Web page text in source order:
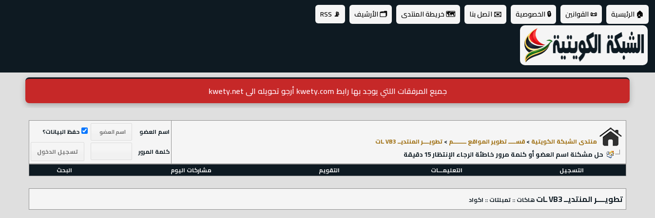
🏠 الرئيسية 📜 القوانين 🔒 الخصوصية ✉️ اتصل بنا 🗺️ خريطة المنتدى 🗂️ الأرشيف 📡 RSS
جميع المرفقات اللتي يوجد بها رابط kwety.com أرجو تحويله الى kwety.net
منتدى الشبكة الكويتية >قســـــ تطوير المواقع ـــــــــم >تطويــــر المنتديــ VB3 ـات
حل مشكلة اسم العضو أو كلمة مرور خاطئة الرجاء الإنتظار 15 دقيقة
اسم العضو
حفظ البيانات؟
كلمة المرور
التسجيل
التعليمـــات التقويم مشاركات اليوم البحث
تطويــــر المنتديــ VB3 ـات هاكات :: تمبلتات :: اكواد